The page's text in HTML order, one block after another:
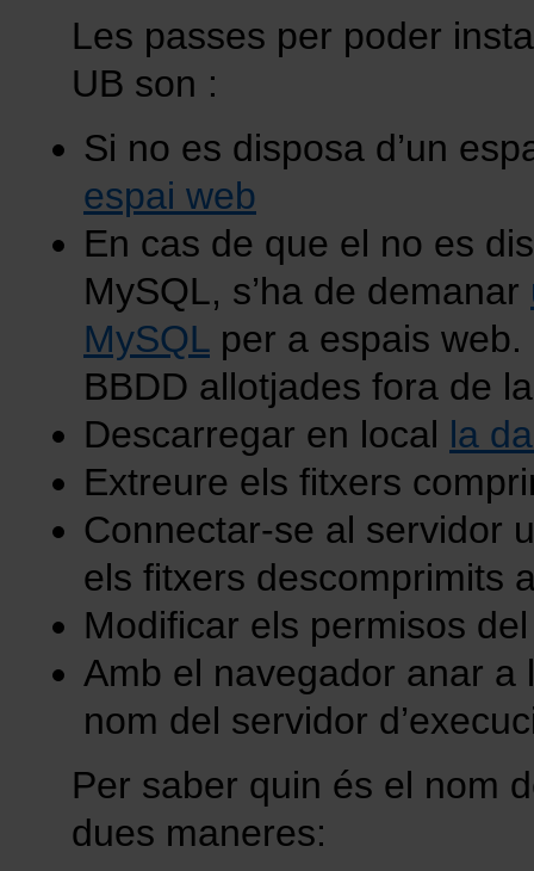
Les passes per poder
UB son :
Si no es disposa d’un
espai web
En cas de que el no es
MySQL, s’ha de demanar
MySQL per a espais
BBDD allotjades fora de
Descarregar en local la
Extreure els fitxers
Connectar-se al servidor
els fitxers descomprimits
Modificar els permisos
Amb el navegador anar a
nom del servidor
Per saber quin és el nom
dues maneres: